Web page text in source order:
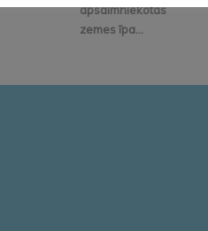
apsaimniekotas
zemes īpa...